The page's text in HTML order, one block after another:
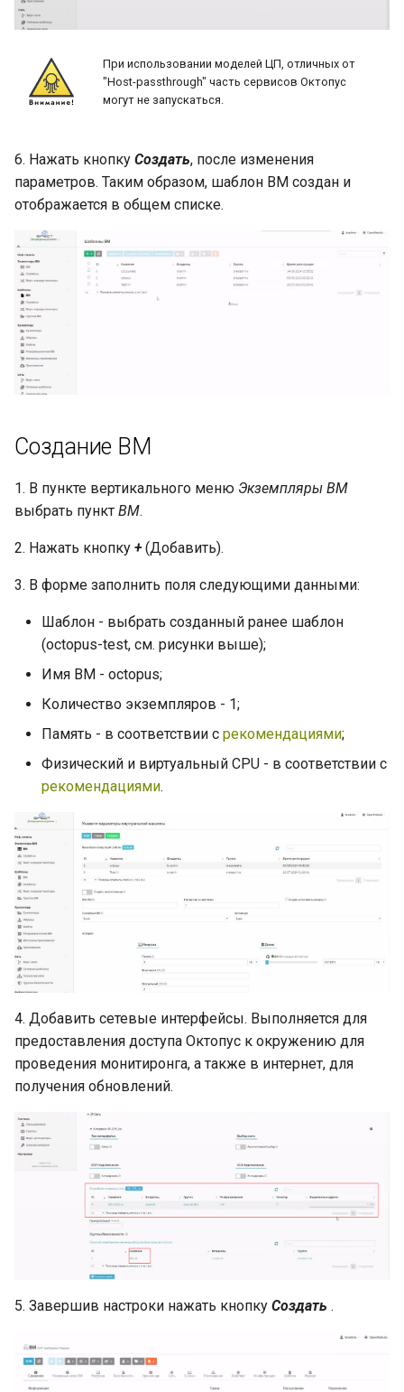
При использовании моделей ЦП, отличных от
"Host-passthrough" часть сервисов Октопус
могут не запускаться.
6. Нажать кнопку Создать, после изменения
параметров. Таким образом, шаблон ВМ создан и
отображается в общем списке.
Создание ВМ
1. В пункте вертикального меню Экземпляры ВМ
выбрать пункт ВМ.
2. Нажать кнопку +(Добавить).
3. В форме заполнить поля следующими данными:
Шаблон - выбрать созданный ранее шаблон
(octopus-test, см. рисунки выше);
Имя ВМ - octopus;
Количество экземпляров - 1;
Память - в соответствии с рекомендациями;
Физический и виртуальный CPU - в соответствии с
рекомендациями.
4. Добавить сетевые интерфейсы. Выполняется для
предоставления доступа Октопус к окружению для
проведения монитиронга, а также в интернет, для
получения обновлений.
5. Завершив настроки нажать кнопку Создать .